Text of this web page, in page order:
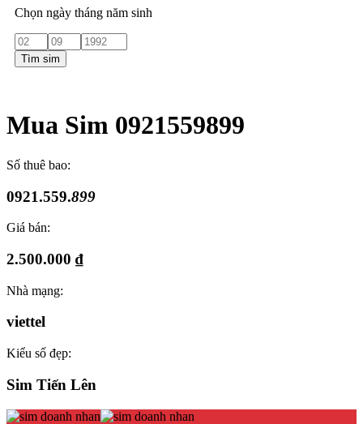
Chọn ngày tháng năm sinh
Tìm sim
Mua Sim 0921559899
Số thuê bao:
0921.559.899
Giá bán:
2.500.000 ₫
Nhà mạng:
viettel
Kiểu số đẹp:
Sim Tiến Lên